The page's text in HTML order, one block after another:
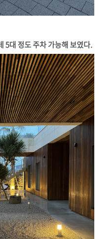
5대 정도 주차 가능해 보였다.